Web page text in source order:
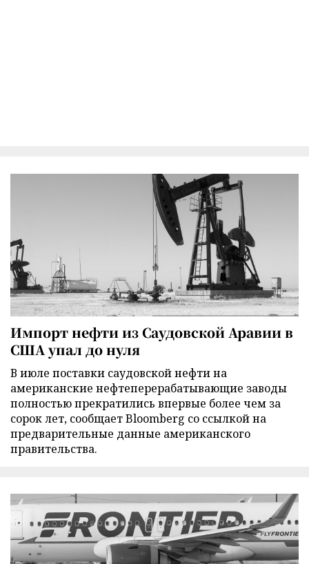
Импорт нефти из Саудовской Аравии в
США упал до нуля
В июле поставки саудовской нефти на
американские нефтеперерабатывающие заводы
полностью прекратились впервые более чем за
сорок лет, сообщает Bloomberg со ссылкой на
предварительные данные американского
правительства.